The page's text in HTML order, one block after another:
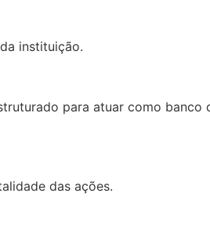
instituição.
para atuar como banco
das ações.